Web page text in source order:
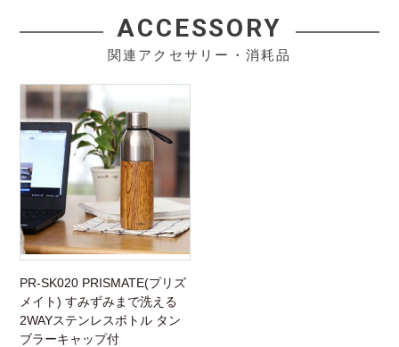
ACCESSORY
関連アクセサリー・消耗品
PR-SK020 PRISMATE(プリズ
メイト) すみずみまで洗える
2WAYステンレスボトル タン
ブラーキャップ付